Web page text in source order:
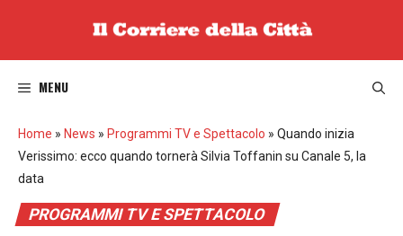
MENU
Home » News » Programmi TV e Spettacolo » Quando inizia
Verissimo: ecco quando tornerà Silvia Toffanin su Canale 5, la
data
PROGRAMMI TV E SPETTACOLO